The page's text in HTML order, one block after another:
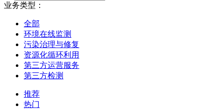
业务类型：
全部
环境在线监测
污染治理与修复
资源化循环利用
第三方运营服务
第三方检测
推荐
热门